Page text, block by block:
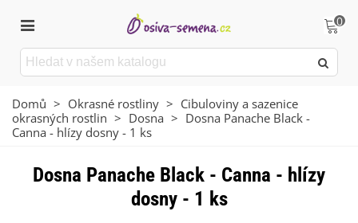
0
Domů > Okrasné rostliny > Cibuloviny a sazenice
okrasných rostlin > Dosna > Dosna Panache Black -
Canna - hlízy dosny - 1 ks
Dosna Panache Black - Canna - hlízy
dosny - 1 ks